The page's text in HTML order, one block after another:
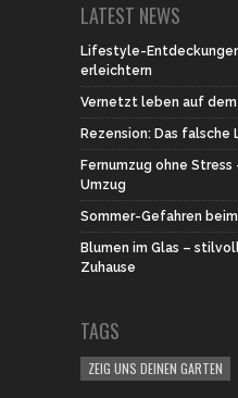
LATEST NEWS
Lifestyle-
erleichtern
Vernetzt leben auf
Rezension: Das falsche
Fernumzug ohne
Umzug
Sommer-Gefahren
Blumen im Glas –
Zuhause
TAGS
ZEIG UNS DEINEN GARTEN